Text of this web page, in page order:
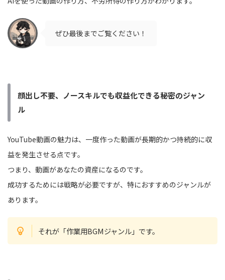
ぜひ最後までご覧ください！
顔出し不要、ノースキルでも収益化できる秘密のジャン
ル
YouTube動画の魅力は、一度作った動画が長期的かつ持続的に収
益を発生させる点です。
つまり、動画があなたの資産になるのです。
成功するためには戦略が必要ですが、特におすすめのジャンルが
あります。
それが「作業用BGMジャンル」です。